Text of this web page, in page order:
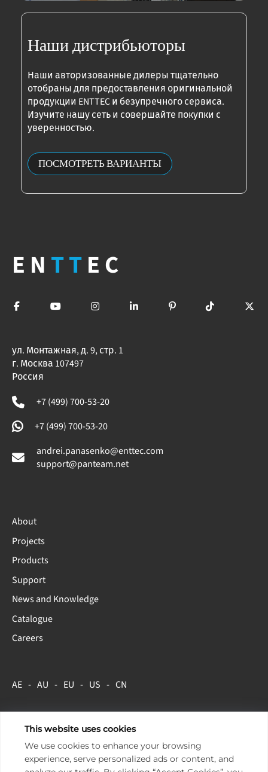
Наши дистрибьюторы
Наши авторизованные дилеры тщательно
отобраны для предоставления оригинальной
продукции ENTTEC и безупречного сервиса.
Изучите нашу сеть и совершайте покупки с
уверенностью.
ПОСМОТРЕТЬ ВАРИАНТЫ
This website uses cookies
We use cookies to enhance your browsing
experience, serve personalized ads or content, and
EN TTEC
ул. Монтажная, д. 9, стр. 1
г. Москва 107497
Россия
+7 (499) 700-53-20
+7 (499) 700-53-20
andrei.panasenko@enttec.com
support@panteam.net
About
Projects
Products
Support
News and Knowledge
Catalogue
Careers
AE AU EU US CN
Copyright 2026 ENTTEC.
Privacy Policy